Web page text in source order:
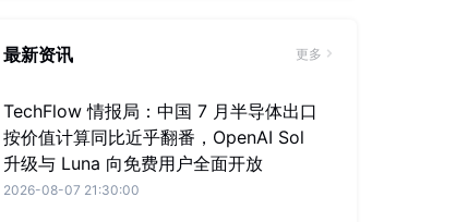
最新资讯 更多
TechFlow 情报局：中国 7 月半导体出口
按价值计算同比近乎翻番，OpenAI Sol
升级与 Luna 向免费用户全面开放
2026-08-07 21:30:00